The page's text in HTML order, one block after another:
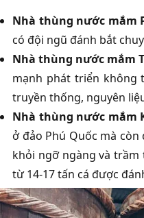
Nhà thùng nước mắm
có đội ngũ đánh bắt
Nhà thùng nước mắm
mạnh phát triển không
truyền thống, nguyên
Nhà thùng nước mắm
ở đảo Phú Quốc mà
khỏi ngỡ ngàng và
từ 14-17 tấn cá được